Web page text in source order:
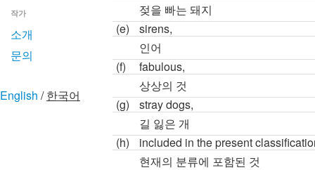
작가
소개
문의
English /한국어
젖을 빠는 돼지
(e)
sirens,
인어
(f)
fabulous,
상상의 것
(g)
stray dogs,
길 잃은 개
(h)
included in the present
현재의 분류에 포함된 것